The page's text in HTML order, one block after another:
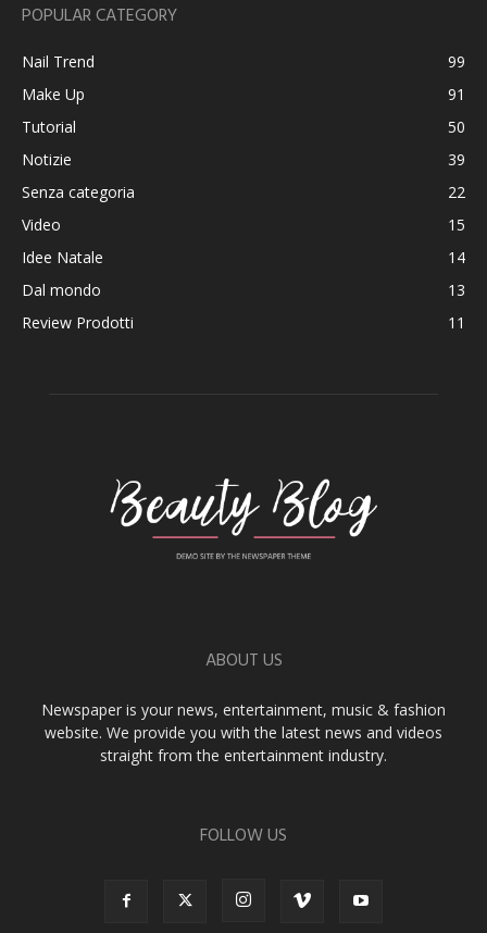
POPULAR CATEGORY
Nail Trend
99
Make Up
91
Tutorial
50
Notizie
39
Senza categoria
22
Video
15
Idee Natale
14
Dal mondo
13
Review Prodotti
11
ABOUT US
Newspaper is your news, entertainment, music & fashion
website. We provide you with the latest news and videos
straight from the entertainment industry.
FOLLOW US